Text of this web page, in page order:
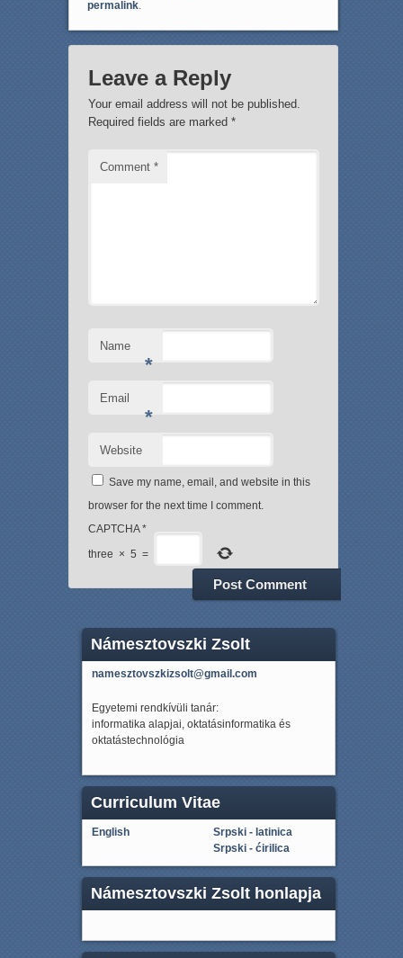
permalink.
Leave a Reply
Your email address will not be published.
Required fields are marked *
Comment *
Name
*
Email
*
Website
Save my name, email, and website in this
browser for the next time I comment.
CAPTCHA*
three × 5 =
Námesztovszki Zsolt
namesztovszkizsolt@gmail.com
Egyetemi rendkívüli tanár:
informatika alapjai, oktatásinformatika és
oktatástechnológia
Curriculum Vitae
English
Srpski - latinica
Srpski - ćirilica
Námesztovszki Zsolt honlapja